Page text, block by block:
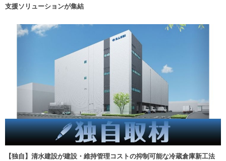
支援ソリューションが集結
【独自】清水建設が建設・維持管理コストの抑制可能な冷蔵倉庫新工法